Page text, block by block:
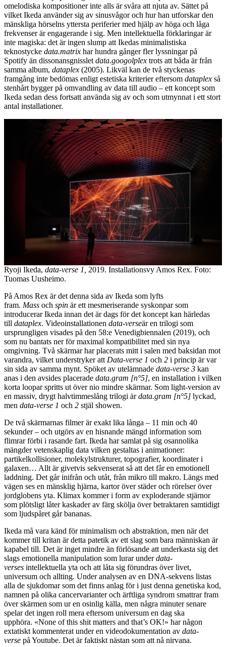
omelodiska kompositioner inte alls är svåra att njuta av. Sättet på
vilket Ikeda använder sig av sinusvågor och hur han utforskar den
mänskliga hörselns yttersta periferier med hjälp av höga och låga
frekvenser är engagerande i sig. Men intellektuella förklaringar är
inte magiska: det är ingen slump att Ikedas minimalistiska
teknostycke data.matrix har hundra gånger fler lyssningar på
Spotify än dissonansgnisslet data.googolplex trots att båda är från
samma album, dataplex (2005). Likväl kan de två styckenas
framgång inte bedömas enligt estetiska kriterier eftersom dataplex så
stenhårt bygger på omvandling av data till audio – ett koncept som
Ikeda sedan dess fortsatt använda sig av och som utmynnat i ett stort
antal installationer.
Ryoji Ikeda, data-verse 1, 2019. Installationsvy Amos Rex. Foto:
Tuomas Uusheimo.
På Amos Rex är det denna sida av Ikeda som lyfts
fram. Mass och spin är ett mesmeriserande syskonpar som
introducerar Ikeda innan det är dags för det koncept kan härledas
till dataplex. Videoinstallationen data-verseär en trilogi som
ursprungligen visades på den 58:e Venedigbiennalen (2019), och
som nu bantats ner för maximal kompatibilitet med sin nya
omgivning. Två skärmar har placerats mitt i salen med baksidan mot
varandra, vilket understryker att Data-verse 1 och 2 i princip är var
sin sida av samma mynt. Spöket av utelämnade data-verse 3 kan
anas i den avsides placerade data.gram [n°5], en installation i vilken
korta loopar spritts ut över nio mindre skärmar. Som light-version av
en massiv, drygt halvtimmeslång trilogi ärdata.gram [n°5] lyckad,
men data-verse 1 och 2 stjäl showen.
De två skärmarnas filmer är exakt lika långa – 11 min och 40
sekunder – och utgörs av en hisnande mängd information som
flimrar förbi i rasande fart. Ikeda har samlat på sig osannolika
mängder vetenskaplig data vilken gestaltas i animationer:
partikelkollisioner, molekylstrukturer, topografier, koordinater i
galaxen… Allt är givetvis sekvenserat så att det får en emotionell
laddning. Det går inifrån och utåt, från mikro till makro. Längs med
vägen ses en mänsklig hjärna, kartor över städer och rörelser över
jordglobens yta. Klimax kommer i form av exploderande stjärnor
som plötsligt låter kaskader av färg skölja över betraktaren samtidigt
som ljudspåret går bananas.
Ikeda må vara känd för minimalism och abstraktion, men när det
kommer till kritan är detta patetik av ett slag som bara människan är
kapabel till. Det är inget mindre än förlösande att underkasta sig det
slags emotionella manipulation som lurar underdata-
verses intellektuella yta och att låta sig förundras över livet,
universum och allting. Under analysen av en DNA-sekvens listas
alla de sjukdomar som det finns anlag för i just denna genetiska kod,
namnen på olika cancervarianter och ärftliga syndrom smattrar fram
över skärmen som ur en osinlig källa, men några minuter senare
spelar det ingen roll mera eftersom universum en dag ska
upphöra. «None of this shit matters and that’s OK!» har någon
extatiskt kommenterat under en videodokumentation av data-
verse på Youtube. Det är faktiskt nästan som att nå nirvana.